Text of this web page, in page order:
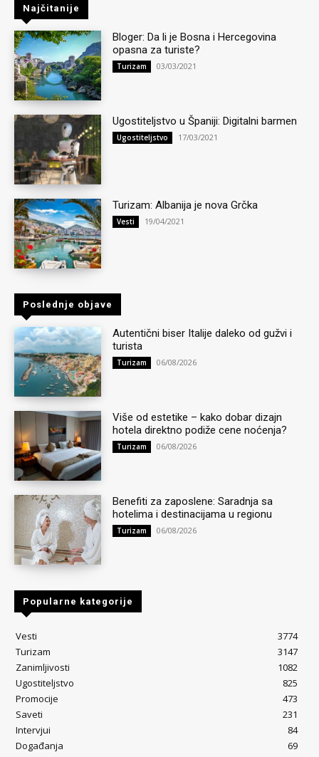
Najčitanije
Bloger: Da li je Bosna i Hercegovina
opasna za turiste?
Turizam 03/03/2021
Ugostiteljstvo u Španiji: Digitalni barmen
Ugostiteljstvo 17/03/2021
Turizam: Albanija je nova Grčka
Vesti 19/04/2021
Poslednje objave
Autentični biser Italije daleko od gužvi i
turista
Turizam 06/08/2026
Više od estetike – kako dobar dizajn
hotela direktno podiže cene noćenja?
Turizam 06/08/2026
Benefiti za zaposlene: Saradnja sa
hotelima i destinacijama u regionu
Turizam 06/08/2026
Popularne kategorije
Vesti
3774
Turizam
3147
Zanimljivosti
1082
Ugostiteljstvo
825
Promocije
473
Saveti
231
Intervjui
84
Događanja
69